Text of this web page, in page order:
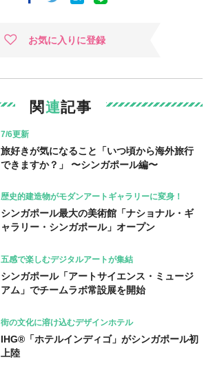
お気に入りに登録
関連記事
7/6更新
旅好きが気になること「いつ頃から海外旅行
できますか？」 〜シンガポール編〜
歴史的建造物がモダンアートギャラリーに変身！
シンガポール最大の美術館「ナショナル・ギ
ャラリー・シンガポール」オープン
五感で楽しむデジタルアートが集結
シンガポール「アートサイエンス・ミュージ
アム」でチームラボ常設展を開始
街の文化に溶け込むデザインホテル
IHG®「ホテルインディゴ」がシンガポール初
上陸